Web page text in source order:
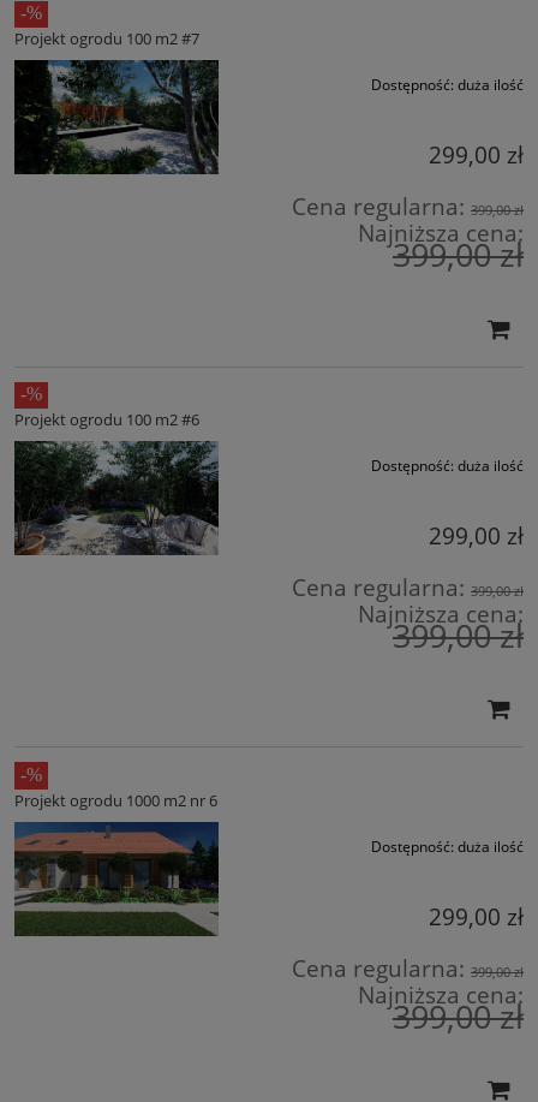
Projekt ogrodu 100 m2 #7
Dostępność: duża ilość
299,00 zł
Cena regularna: 399,00 zł
Najniższa cena:
399,00 zł
Projekt ogrodu 100 m2 #6
Dostępność: duża ilość
299,00 zł
Cena regularna: 399,00 zł
Najniższa cena:
399,00 zł
Projekt ogrodu 1000 m2 nr 6
Dostępność: duża ilość
299,00 zł
Cena regularna: 399,00 zł
Najniższa cena:
399,00 zł